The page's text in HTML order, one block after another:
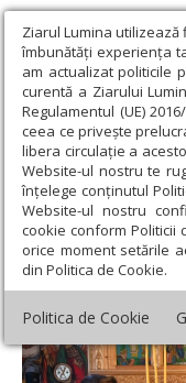
Ziarul Lumina
îmbunătăți experiența
am actualizat politicile
curentă a Ziarului
Regulamentul (UE)
ceea ce privește
libera circulație a
Website-ul nostru te
înțelege conținutul
Website-ul nostru
cookie conform Politicii
orice moment setările
din Politica de Cookie.
Politica de Cookie
Ziarul Lumina ›
Eparhia Oradiei au
Noi biserici din
înveșmântarea